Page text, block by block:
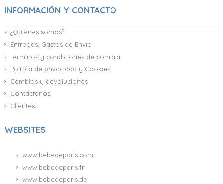
INFORMACIÓN Y CONTACTO
¿Quiénes somos?
Entregas, Gastos de Envío
Términos y condiciones de compra
Política de privacidad y Cookies
Cambios y devoluciones
Contáctanos
Clientes
WEBSITES
www.bebedeparis.com
www.bebedeparis.fr
www.bebedeparis.de